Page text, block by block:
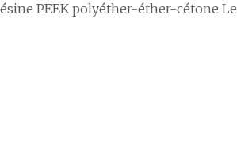
PEEK polyéther-éther-cétone Le